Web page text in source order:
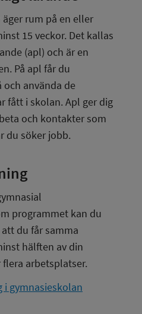
rum på en eller
15 veckor. Det kallas
(apl) och är en
På apl får du
använda de
fått i skolan. Apl ger dig
och kontakter som
du söker jobb.
programmet kan du
du får samma
hälften av din
arbetsplatser.
gymnasieskolan